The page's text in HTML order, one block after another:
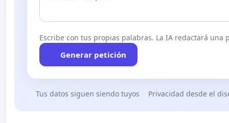
Escribe con tus propias palabras. La IA redactará una
Generar petición
Tus datos siguen siendo tuyos Privacidad desde el